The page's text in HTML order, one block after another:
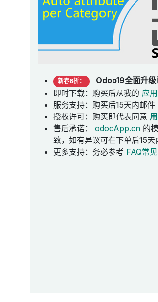
新春6折： Odoo19全面升级
即时下载：购买后从我的 应
服务支持：购买后15天内邮件
授权许可：购买即代表同意
售后承诺： odooApp.cn 的
致，如有异议可在下单后15
更多支持：务必参考 FAQ常